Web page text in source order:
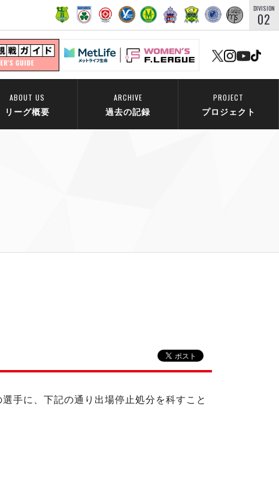
DIVISION
02
ABOUT US
リーグ概要
ARCHIVE
過去の記録
PROJECT
プロジェクト
手に、下記の通り出場停止処分を科すこと